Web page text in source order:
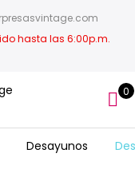
hasta las 6:00p.m.
0
Desayunos